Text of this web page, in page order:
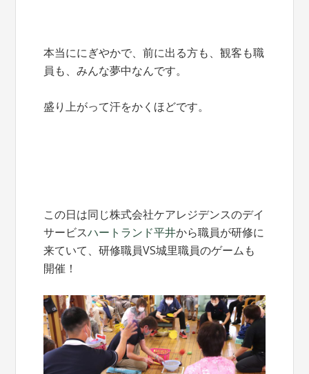
本当ににぎやかで、前に出る方も、観客も職
員も、みんな夢中なんです。
盛り上がって汗をかくほどです。
この日は同じ株式会社ケアレジデンスのデイ
サービスハートランド平井から職員が研修に
来ていて、研修職員VS城里職員のゲームも
開催！